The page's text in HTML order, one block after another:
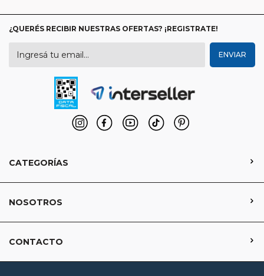
¿QUERÉS RECIBIR NUESTRAS OFERTAS? ¡REGISTRATE!
CATEGORÍAS
NOSOTROS
CONTACTO